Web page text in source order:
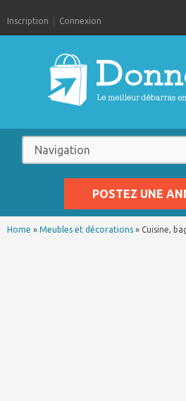
Inscription Connexion
POSTEZ UNE
Home » Meubles et décorations » Cuisine,